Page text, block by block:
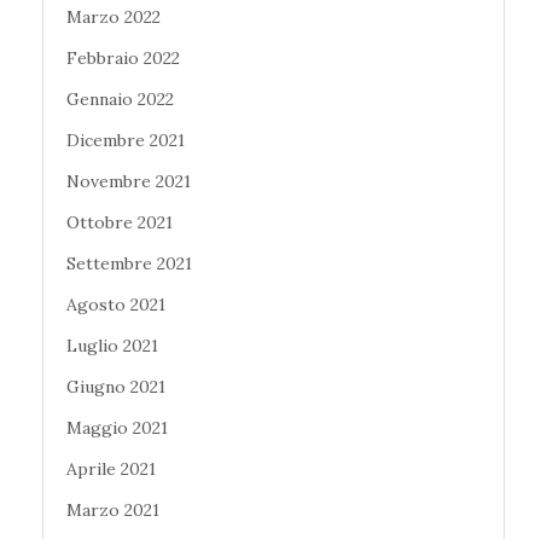
Marzo 2022
Febbraio 2022
Gennaio 2022
Dicembre 2021
Novembre 2021
Ottobre 2021
Settembre 2021
Agosto 2021
Luglio 2021
Giugno 2021
Maggio 2021
Aprile 2021
Marzo 2021